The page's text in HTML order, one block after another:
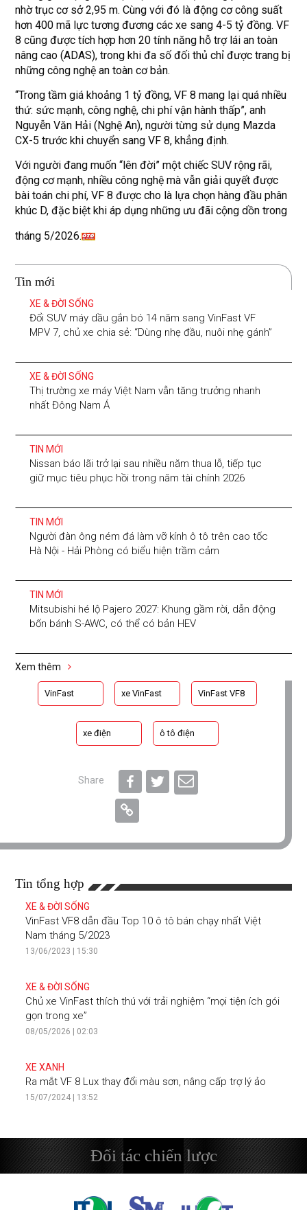
nhờ trục cơ sở 2,95 m. Cùng với đó là động cơ công suất
hơn 400 mã lực tương đương các xe sang 4-5 tỷ đồng. VF
8 cũng được tích hợp hơn 20 tính năng hỗ trợ lái an toàn
nâng cao (ADAS), trong khi đa số đối thủ chỉ được trang bị
những công nghệ an toàn cơ bản.
“Trong tầm giá khoảng 1 tỷ đồng, VF 8 mang lại quá nhiều
thứ: sức mạnh, công nghệ, chi phí vận hành thấp”, anh
Nguyễn Văn Hải (Nghệ An), người từng sử dụng Mazda
CX-5 trước khi chuyển sang VF 8, khẳng định.
Với người đang muốn “lên đời” một chiếc SUV rộng rãi,
động cơ mạnh, nhiều công nghệ mà vẫn giải quyết được
bài toán chi phí, VF 8 được cho là lựa chọn hàng đầu phân
khúc D, đặc biệt khi áp dụng những ưu đãi cộng dồn trong
tháng 5/2026.
Tin mới
XE & ĐỜI SỐNG
Đổi SUV máy dầu gắn bó 14 năm sang VinFast VF
MPV 7, chủ xe chia sẻ: “Dùng nhẹ đầu, nuôi nhẹ gánh”
XE & ĐỜI SỐNG
Thị trường xe máy Việt Nam vẫn tăng trưởng nhanh
nhất Đông Nam Á
TIN MỚI
Nissan báo lãi trở lại sau nhiều năm thua lỗ, tiếp tục
giữ mục tiêu phục hồi trong năm tài chính 2026
TIN MỚI
Người đàn ông ném đá làm vỡ kính ô tô trên cao tốc
Hà Nội - Hải Phòng có biểu hiện trầm cảm
TIN MỚI
Mitsubishi hé lộ Pajero 2027: Khung gầm rời, dẫn động
bốn bánh S-AWC, có thể có bản HEV
Xem thêm
VinFast xe VinFast VinFast VF8
xe điện ô tô điện
Share
Tin tổng hợp
XE & ĐỜI SỐNG
VinFast VF8 dẫn đầu Top 10 ô tô bán chạy nhất Việt
Nam tháng 5/2023
13/06/2023 | 15:30
XE & ĐỜI SỐNG
Chủ xe VinFast thích thú với trải nghiệm “mọi tiện ích gói
gọn trong xe”
08/05/2026 | 02:03
XE XANH
Ra mắt VF 8 Lux thay đổi màu sơn, nâng cấp trợ lý ảo
15/07/2024 | 13:52
Đối tác chiến lược